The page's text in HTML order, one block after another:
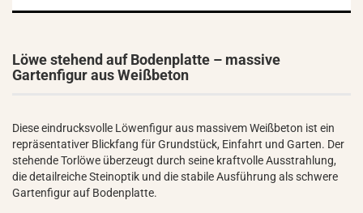
Löwe stehend auf Bodenplatte – massive
Gartenfigur aus Weißbeton
Diese eindrucksvolle Löwenfigur aus massivem Weißbeton ist ein
repräsentativer Blickfang für Grundstück, Einfahrt und Garten. Der
stehende Torlöwe überzeugt durch seine kraftvolle Ausstrahlung,
die detailreiche Steinoptik und die stabile Ausführung als schwere
Gartenfigur auf Bodenplatte.